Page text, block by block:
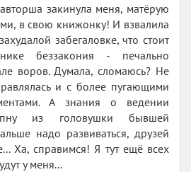
закинула меня, матёрую
в свою книжонку! И взвалила
забегаловке, что стоит
беззакония - печально
воров. Думала, сломаюсь? Не
и с более пугающими
А знания о ведении
из головушки бывшей
надо развиваться, друзей
Ха, справимся! Я тут ещё всех
у меня...